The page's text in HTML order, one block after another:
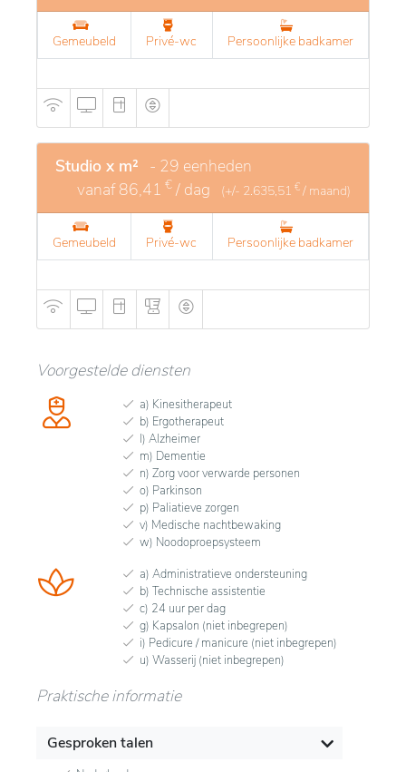
Gemeubeld Privé-wc Persoonlijke badkamer
Studio x m² - 29 eenheden
vanaf86,41 € / dag (+/- 2.635,51 € / maand)
Gemeubeld Privé-wc Persoonlijke badkamer
Voorgestelde diensten
a) Kinesitherapeut
b) Ergotherapeut
l) Alzheimer
m) Dementie
n) Zorg voor verwarde personen
o) Parkinson
p) Paliatieve zorgen
v) Medische nachtbewaking
w) Noodoproepsysteem
a) Administratieve ondersteuning
b) Technische assistentie
c) 24 uur per dag
g) Kapsalon (niet inbegrepen)
i) Pedicure / manicure (niet inbegrepen)
u) Wasserij (niet inbegrepen)
Praktische informatie
Gesproken talen